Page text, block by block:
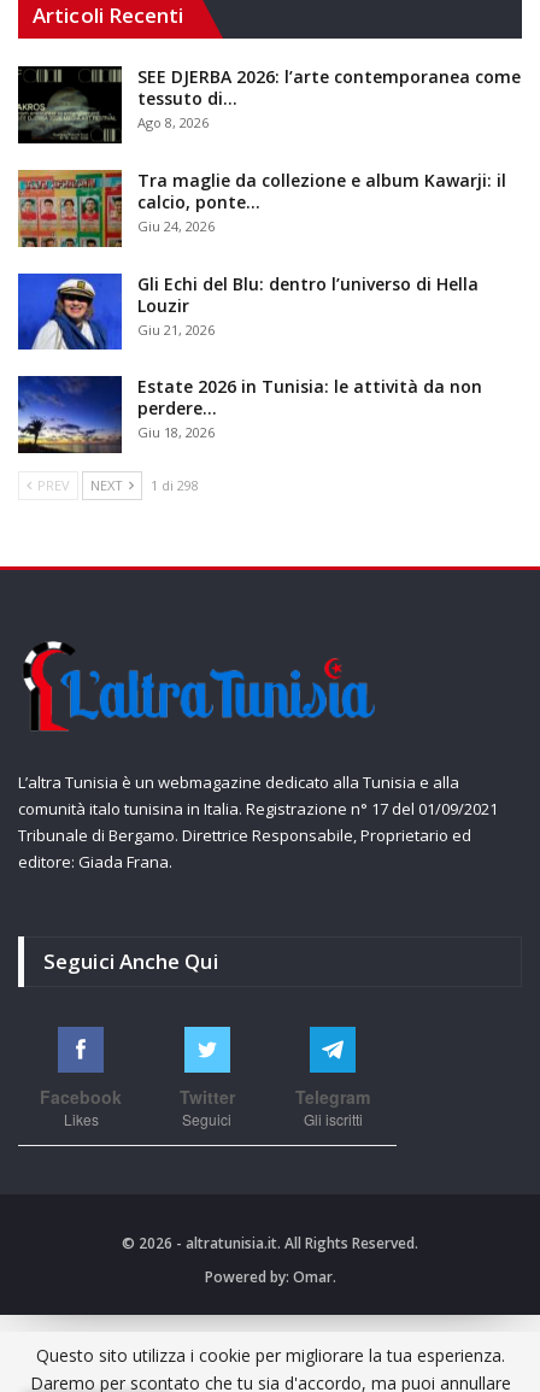
Articoli Recenti
SEE DJERBA 2026: l’arte contemporanea come
tessuto di…
Ago 8, 2026
Tra maglie da collezione e album Kawarji: il
calcio, ponte…
Giu 24, 2026
Gli Echi del Blu: dentro l’universo di Hella
Louzir
Giu 21, 2026
Estate 2026 in Tunisia: le attività da non
perdere…
Giu 18, 2026
PREV NEXT 1 di 298
L’altra Tunisia è un webmagazine dedicato alla Tunisia e alla
comunità italo tunisina in Italia. Registrazione n° 17 del 01/09/2021
Tribunale di Bergamo. Direttrice Responsabile, Proprietario ed
editore: Giada Frana.
Seguici Anche Qui
Facebook
Likes
Twitter
Seguici
Telegram
Gli iscritti
© 2026 - altratunisia.it. All Rights Reserved.
Powered by: Omar.
Questo sito utilizza i cookie per migliorare la tua esperienza.
Daremo per scontato che tu sia d'accordo, ma puoi annullare